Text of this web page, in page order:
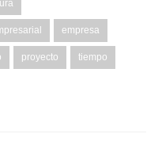
empresa
proyecto tiempo